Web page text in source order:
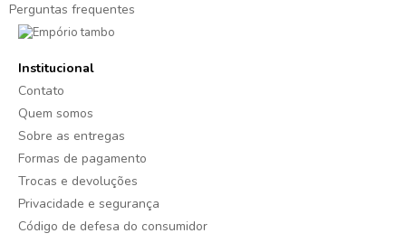
Perguntas frequentes
Institucional
Contato
Quem somos
Sobre as entregas
Formas de pagamento
Trocas e devoluções
Privacidade e segurança
Código de defesa do consumidor